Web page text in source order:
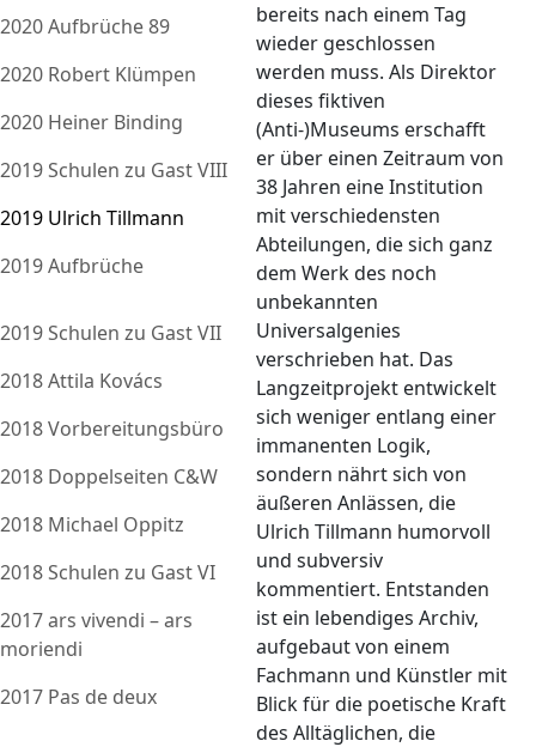
2020 Aufbrüche 89
2020 Robert Klümpen
2020 Heiner Binding
2019 Schulen zu Gast VIII
2019 Ulrich Tillmann
2019 Aufbrüche
2019 Schulen zu Gast VII
2018 Attila Kovács
2018 Vorbereitungsbüro
2018 Doppelseiten C&W
2018 Michael Oppitz
2018 Schulen zu Gast VI
2017 ars vivendi – ars
moriendi
2017 Pas de deux
bereits nach einem Tag
wieder geschlossen
werden muss. Als Direktor
dieses fiktiven
(Anti-)Museums erschafft
er über einen Zeitraum von
38 Jahren eine Institution
mit verschiedensten
Abteilungen, die sich ganz
dem Werk des noch
unbekannten
Universalgenies
verschrieben hat. Das
Langzeitprojekt entwickelt
sich weniger entlang einer
immanenten Logik,
sondern nährt sich von
äußeren Anlässen, die
Ulrich Tillmann humorvoll
und subversiv
kommentiert. Entstanden
ist ein lebendiges Archiv,
aufgebaut von einem
Fachmann und Künstler mit
Blick für die poetische Kraft
des Alltäglichen, die